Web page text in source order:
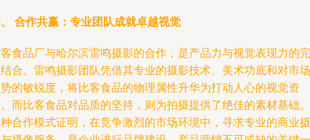
合作共赢：专业团队成就卓越视觉
食品厂与哈尔滨雷鸣摄影的合作，是产品力与视觉表现力的完
合。雷鸣摄影团队凭借其专业的摄影技术、美术功底和对市场
的敏锐度，将比客食品的物理属性升华为打动人心的视觉资
而比客食品对品质的坚持，则为拍摄提供了绝佳的素材基础。
合作模式证明，在竞争激烈的市场环境中，寻求专业的商业摄